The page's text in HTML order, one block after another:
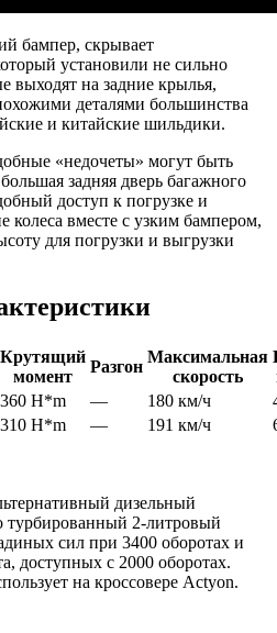
бампер, скрывает
установили не сильно
выходят на задние крылья,
деталями большинства
и китайские шильдики.
«недочеты» могут быть
задняя дверь багажного
доступ к погрузке и
колеса вместе с узким бампером,
для погрузки и выгрузки
Крутящий
момент
Разгон
Максимальная
скорость
360 H*m — 180 км/ч
310 H*m — 191 км/ч
дизельный
турбированный 2-литровый
сил при 3400 оборотах и
доступных с 2000 оборотах.
на кроссовере Actyon.